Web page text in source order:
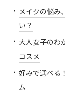
メイクの悩み
い？
大人女子のわ
コスメ
好みで選べる
ム